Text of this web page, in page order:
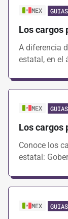
MEX GUIAS
Los cargos
A diferencia
estatal, en el
MEX GUIAS
Los cargos
Conoce los
estatal:
MEX GUIAS